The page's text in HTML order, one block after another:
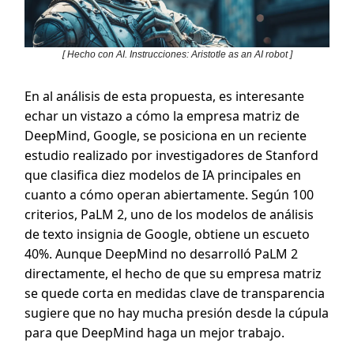
[ Hecho con AI. Instrucciones: Aristotle as an AI robot ]
En al análisis de esta propuesta, es interesante
echar un vistazo a cómo la empresa matriz de
DeepMind, Google, se posiciona en un reciente
estudio realizado por investigadores de Stanford
que clasifica diez modelos de IA principales en
cuanto a cómo operan abiertamente. Según 100
criterios, PaLM 2, uno de los modelos de análisis
de texto insignia de Google, obtiene un escueto
40%. Aunque DeepMind no desarrolló PaLM 2
directamente, el hecho de que su empresa matriz
se quede corta en medidas clave de transparencia
sugiere que no hay mucha presión desde la cúpula
para que DeepMind haga un mejor trabajo.